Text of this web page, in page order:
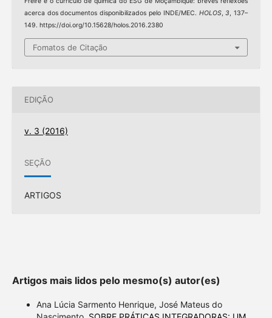
acerca dos documentos disponibilizados pelo INDE/MEC. HOLOS,3, 137–
149. https://doi.org/10.15628/holos.2016.2380
Fomatos de Citação
EDIÇÃO
v. 3 (2016)
SEÇÃO
ARTIGOS
Artigos mais lidos pelo mesmo(s) autor(es)
Ana Lúcia Sarmento Henrique, José Mateus do